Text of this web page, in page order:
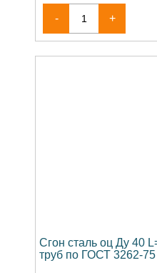
- +
Сгон сталь оц Ду 40
труб по ГОСТ 3262-